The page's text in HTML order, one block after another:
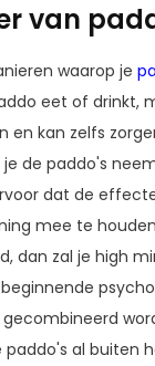
van
waarop je
eet of drinkt,
kan zelfs
de paddo's
dat de
mee te
dan zal je high
al buiten